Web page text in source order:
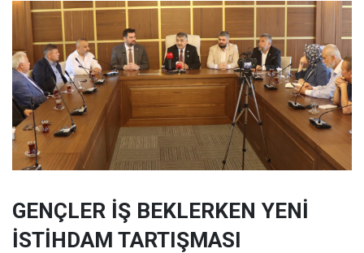
GENÇLER İŞ BEKLERKEN YENİ
İSTİHDAM TARTIŞMASI